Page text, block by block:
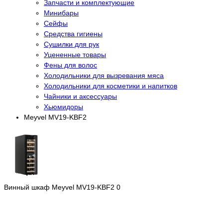
Запчасти и комплектующие
Минибары
Сейфы
Средства гигиены
Сушилки для рук
Уцененные товары
Фены для волос
Холодильники для вызревания мяса
Холодильники для косметики и напитков
Чайники и аксессуары
Хьюмидоры
Meyvel MV19-KBF2
Винный шкаф Meyvel MV19-KBF2 0